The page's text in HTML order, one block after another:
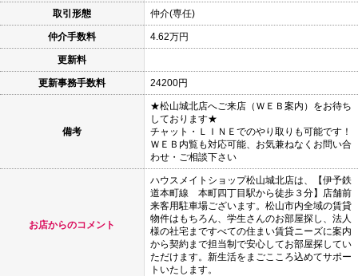
取引形態 仲介(専任)
仲介手数料 4.62万円
更新料
更新事務手数料 24200円
備考
★松山城北店へご来店（ＷＥＢ案内）をお待ち
しております★
チャット・ＬＩＮＥでのやり取りも可能です！
ＷＥＢ内覧も対応可能、お気兼ねなくお問い合
わせ・ご相談下さい
お店からのコメント
ハウスメイトショップ松山城北店は、【伊予鉄
道本町線 本町四丁目駅から徒歩３分】店舗前
来客用駐車場ございます。松山市内全域の賃貸
物件はもちろん、学生さんのお部屋探し、法人
様の社宅まですべての住まい賃貸ニーズに案内
から契約まで担当制で安心してお部屋探してい
ただけます。新生活をまごこころ込めてサポー
トいたします。